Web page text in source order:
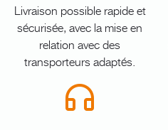
Livraison possible rapide et
sécurisée, avec la mise en
relation avec des
transporteurs adaptés.